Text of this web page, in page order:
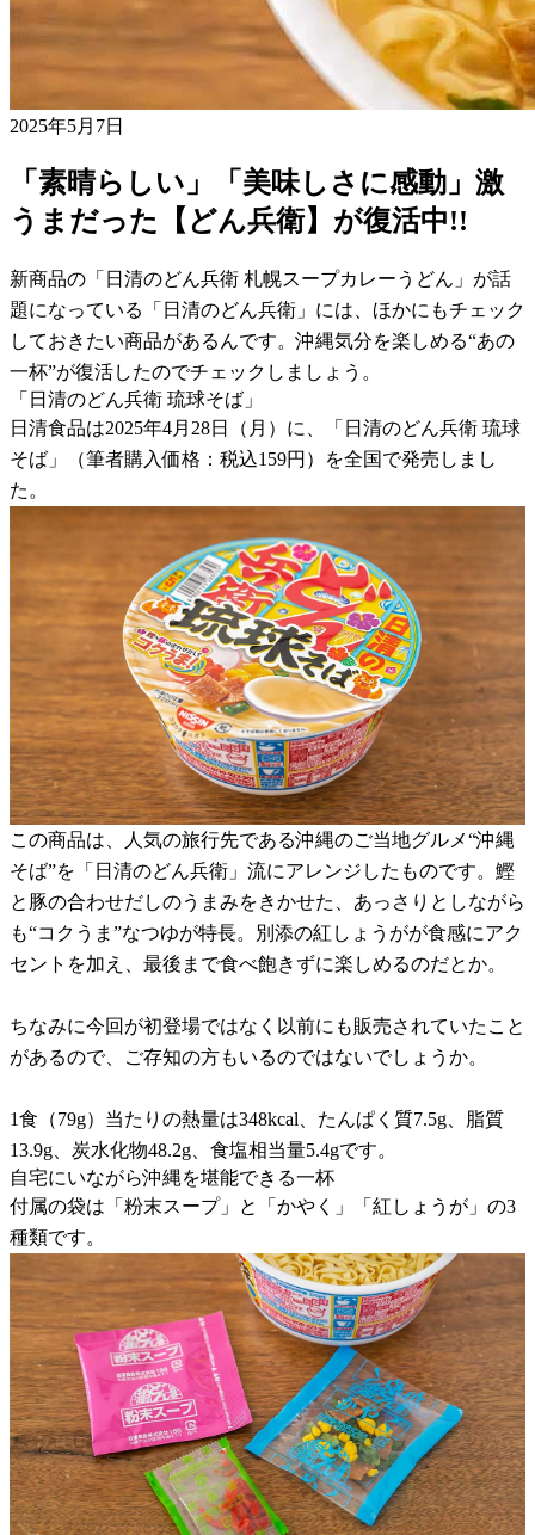
2025年5月7日
「素晴らしい」「美味しさに感動」激
うまだった【どん兵衛】が復活中!!
新商品の「日清のどん兵衛 札幌スープカレーうどん」が話
題になっている「日清のどん兵衛」には、ほかにもチェック
しておきたい商品があるんです。沖縄気分を楽しめる“あの
一杯”が復活したのでチェックしましょう。
「日清のどん兵衛 琉球そば」
日清食品は2025年4月28日（月）に、「日清のどん兵衛 琉球
そば」（筆者購入価格：税込159円）を全国で発売しまし
た。
この商品は、人気の旅行先である沖縄のご当地グルメ“沖縄
そば”を「日清のどん兵衛」流にアレンジしたものです。鰹
と豚の合わせだしのうまみをきかせた、あっさりとしながら
も“コクうま”なつゆが特長。別添の紅しょうがが食感にアク
セントを加え、最後まで食べ飽きずに楽しめるのだとか。
ちなみに今回が初登場ではなく以前にも販売されていたこと
があるので、ご存知の方もいるのではないでしょうか。
1食（79g）当たりの熱量は348kcal、たんぱく質7.5g、脂質
13.9g、炭水化物48.2g、食塩相当量5.4gです。
自宅にいながら沖縄を堪能できる一杯
付属の袋は「粉末スープ」と「かやく」「紅しょうが」の3
種類です。